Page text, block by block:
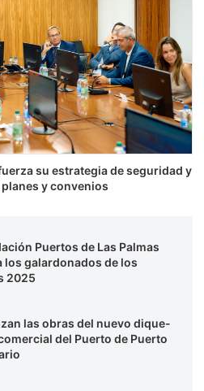
su estrategia de seguridad y
y convenios
Puertos de Las Palmas
los galardonados de los
2025
las obras del nuevo dique-
del Puerto de Puerto